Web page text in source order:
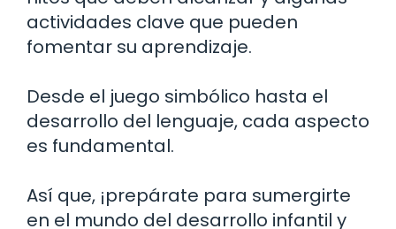
actividades clave que pueden
fomentar su aprendizaje.
Desde el juego simbólico hasta el
desarrollo del lenguaje, cada aspecto
es fundamental.
Así que, ¡prepárate para sumergirte
en el mundo del desarrollo infantil y